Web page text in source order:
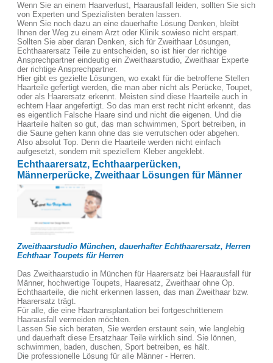
Wenn Sie an einem Haarverlust, Haarausfall leiden, sollten Sie sich
von Experten und Spezialisten beraten lassen.
Wenn Sie noch dazu an eine dauerhafte Lösung Denken, bleibt
Ihnen der Weg zu einem Arzt oder Klinik sowieso nicht erspart.
Sollten Sie aber daran Denken, sich für Zweithaar Lösungen,
Echthaarersatz Teile zu entscheiden, so ist hier der richtige
Ansprechpartner eindeutig ein Zweithaarstudio, Zweithaar Experte
der richtige Ansprechpartner.
Hier gibt es gezielte Lösungen, wo exakt für die betroffene Stellen
Haarteile gefertigt werden, die man aber nicht als Perücke, Toupet,
oder als Haarersatz erkennt. Meisten sind diese Haarteile auch in
echtem Haar angefertigt. So das man erst recht nicht erkennt, das
es eigentlich Falsche Haare sind und nicht die eigenen. Und die
Haarteile halten so gut, das man schwimmen, Sport betreiben, in
die Saune gehen kann ohne das sie verrutschen oder abgehen.
Also absolut Top. Denn die Haarteile werden nicht einfach
aufgesetzt, sondern mit speziellem Kleber angeklebt.
Echthaarersatz, Echthaarperücken,
Männerperücke, Zweithaar Lösungen für Männer
Zweithaarstudio München, dauerhafter Echthaarersatz, Herren
Echthaar Toupets für Herren
Das Zweithaarstudio in München für Haarersatz bei Haarausfall für
Männer, hochwertige Toupets, Haaresatz, Zweithaar ohne Op.
Echthaarteile, die nicht erkennen lassen, das man Zweithaar bzw.
Haarersatz trägt.
Für alle, die eine Haartransplantation bei fortgeschrittenem
Haarausfall vermeiden möchten.
Lassen Sie sich beraten, Sie werden erstaunt sein, wie langlebig
und dauerhaft diese Ersatzhaar Teile wirklich sind. Sie lönnen,
schwimmen, baden, duschen, Sport betreiben, es hält.
Die professionelle Lösung für alle Männer - Herren.